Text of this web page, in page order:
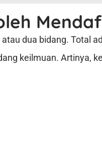
dua bidang. Total
keilmuan. Artinya,